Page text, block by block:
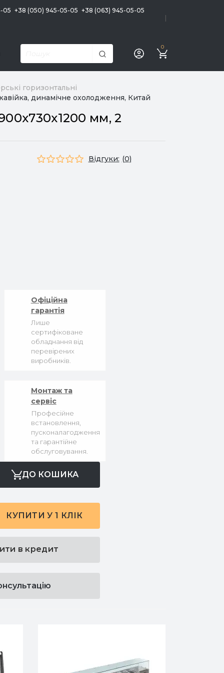
05 +38 (050) 945-05-05 +38 (063) 945-05-05
0
горизонтальні
динамічне охолодження, Китай
мм, 2
Відгуки: (0)
Офіційна
гарантія
Лише
сертифіковане
обладнання від
перевірених
виробників.
Монтаж та
сервіс
Професійне
встановлення,
пусконалагодження
та гарантійне
обслуговування.
ДО КОШИКА
КУПИТИ У 1 КЛІК
в кредит